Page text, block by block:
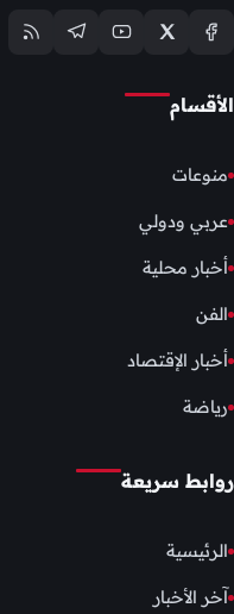
الأقسام
منوعات
عربي ودولي
أخبار محلية
الفن
أخبار الإقتصاد
رياضة
روابط سريعة
الرئيسية
آخر الأخبار